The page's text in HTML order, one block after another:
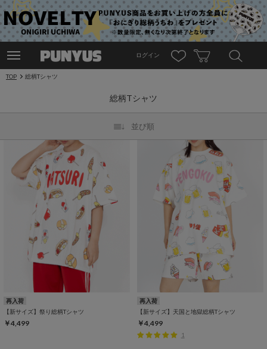
ログイン
TOP 総柄Tシャツ
総柄Tシャツ
並び順
再入荷
【新サイズ】祭り総柄Tシャツ
￥4,499
再入荷
【新サイズ】天国と地獄総柄Tシャツ
￥4,499
1